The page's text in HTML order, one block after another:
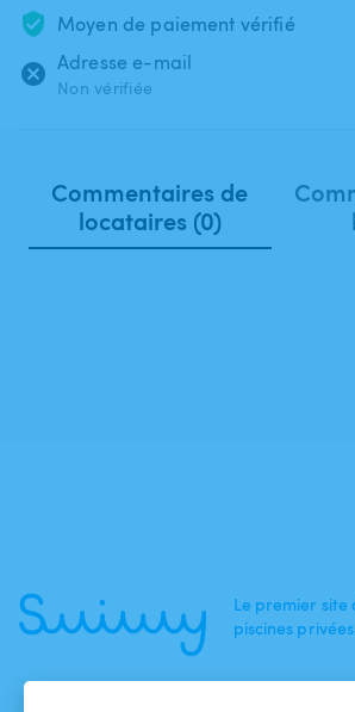
Moyen de paiement vérifié
Adresse e-mail
Non vérifiée
Commentaires de
locataires (0)
Le premier site
piscines